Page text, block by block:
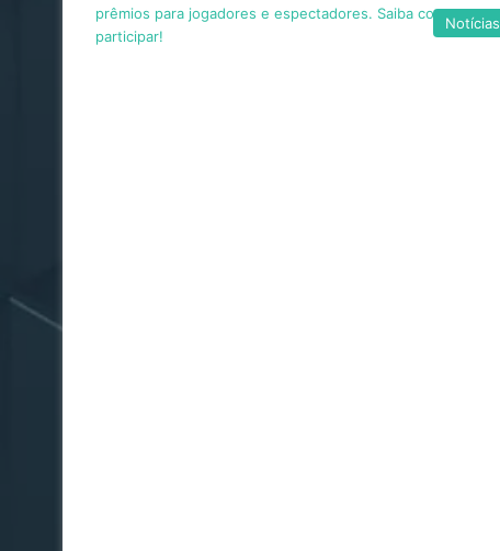
Notícias